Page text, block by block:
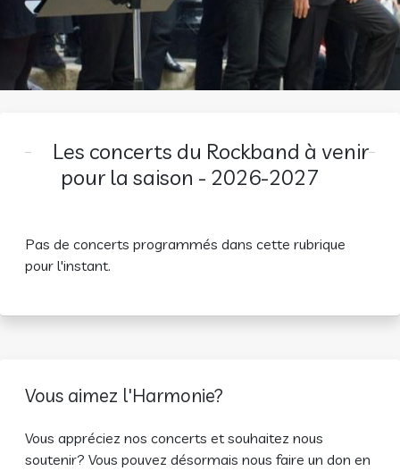
Les concerts du Rockband à venir
pour la saison - 2026-2027
Pas de concerts programmés dans cette rubrique
pour l'instant.
Vous aimez l'Harmonie?
Vous appréciez nos concerts et souhaitez nous
soutenir? Vous pouvez désormais nous faire un don en